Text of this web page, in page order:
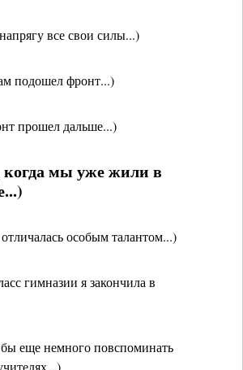
все свои силы...)
подошел фронт...)
прошел дальше...)
мы уже жили в
особым талантом...)
гимназии я закончила в
еще немного повспоминать